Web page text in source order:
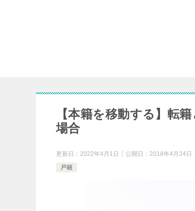
【本籍を移動する】転
場合
更新日： 2022年4月1日 公開日： 2018年4月24日
戸籍